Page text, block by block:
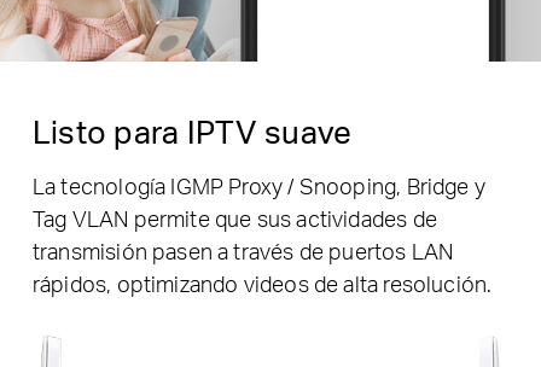
Listo para IPTV suave
La tecnología IGMP Proxy / Snooping, Bridge y
Tag VLAN permite que sus actividades de
transmisión pasen a través de puertos LAN
rápidos, optimizando videos de alta resolución.